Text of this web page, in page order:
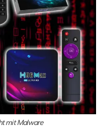
mit Malware